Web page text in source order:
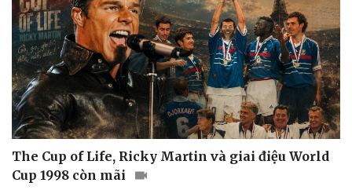
Văn hóa
Sân khấu - Điện ảnh
Văn học
Giải trí
Nghệ sĩ
The Cup of Life, Ricky Martin và giai điệu World
Cup 1998 còn mãi